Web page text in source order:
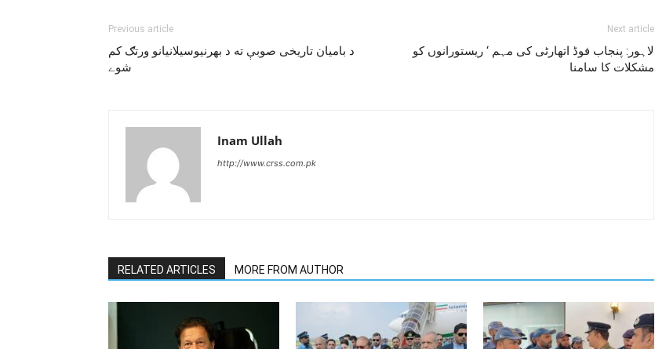
Previous article
د باميان تاريخى صوبې ته د بهرنيوسيلانيانو ورتګ کم
شوے
Next article
لاہور: پنجاب فوڈ اتھارٹی کی مہم ‘ ریستورانوں کو
مشکلات کا سامنا
Inam Ullah
http://www.crss.com.pk
RELATED ARTICLES MORE FROM AUTHOR